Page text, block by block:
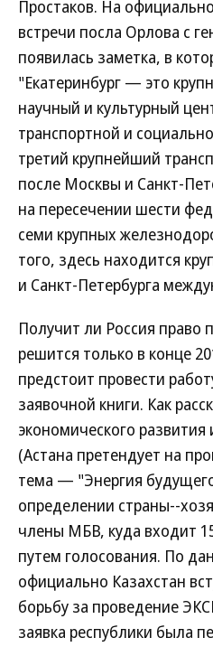
Простаков. На
встречи посла Орлова с
появилась заметка, в
"Екатеринбург — это
научный и культурный
транспортной и
третий крупнейший
после Москвы и Санкт-
на пересечении шести
семи крупных
того, здесь находится
и Санкт-Петербурга
Получит ли Россия
решится только в конце
предстоит провести
заявочной книги. Как
экономического развития
(Астана претендует на
тема — "Энергия
определении страны--
члены МБВ, куда входит
путем голосования. По
официально Казахстан
борьбу за проведение
заявка республики была